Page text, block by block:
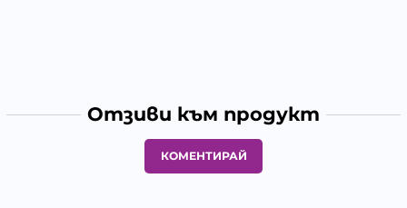
Отзиви към продукт
КОМЕНТИРАЙ